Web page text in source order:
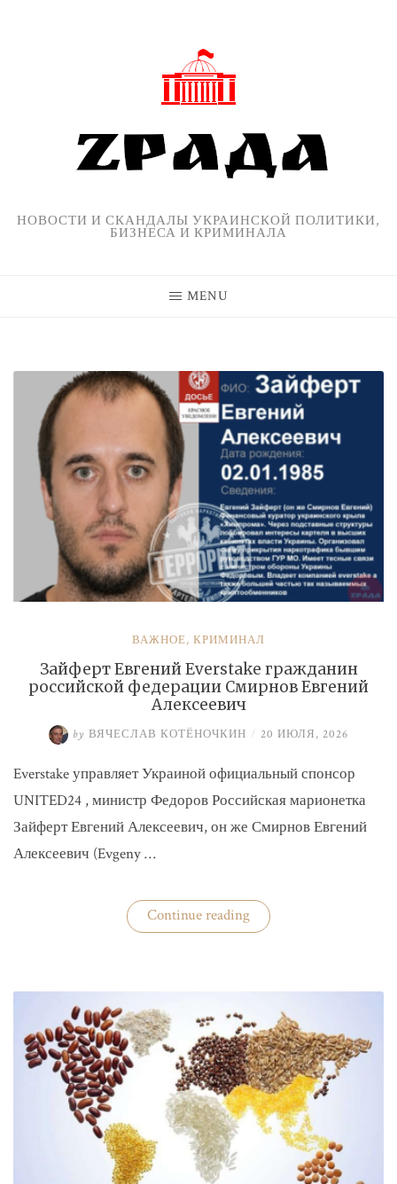
НОВОСТИ И СКАНДАЛЫ УКРАИНСКОЙ ПОЛИТИКИ,
БИЗНЕСА И КРИМИНАЛА
MENU
ВАЖНОЕ, КРИМИНАЛ
Зайферт Евгений Everstake гражданин
российской федерации Смирнов Евгений
Алексеевич
by ВЯЧЕСЛАВ КОТЁНОЧКИН / 20 ИЮЛЯ, 2026
Everstake управляет Украиной официальный спонсор
UNITED24 , министр Федоров Российская марионетка
Зайферт Евгений Алексеевич, он же Смирнов Евгений
Алексеевич (Evgeny …
Continue reading«Зайферт
Евгений
федерации
Евгений
Алексеевич»